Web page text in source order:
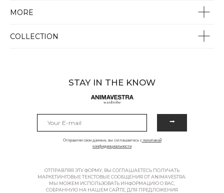
MORE
COLLECTION
⭢
Отправляя свои данные, вы соглашаетесь сполитикой
конфиденциальности
STAY IN THE KNOW
ОТПРАВЛЯЯ ЭТУ ФОРМУ, ВЫ СОГЛАШАЕТЕСЬ ПОЛУЧАТЬ
МАРКЕТИНГОВЫЕ ТЕКСТОВЫЕ СООБЩЕНИЯ ОТ ANIMAVESTRA.
МЫ МОЖЕМ ИСПОЛЬЗОВАТЬ ИНФОРМАЦИЮ О ВАС,
СОБРАННУЮ НА НАШЕМ САЙТЕ, ДЛЯ ПРЕДЛОЖЕНИЯ